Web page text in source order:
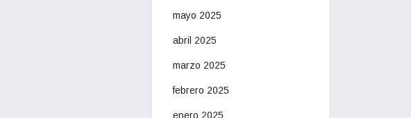
mayo 2025
abril 2025
marzo 2025
febrero 2025
enero 2025